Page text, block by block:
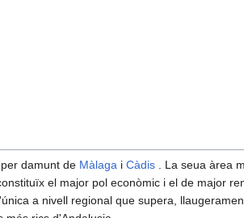
damunt de Màlaga i Càdis . La seua àrea
el major pol econòmic i el de major
a nivell regional que supera,